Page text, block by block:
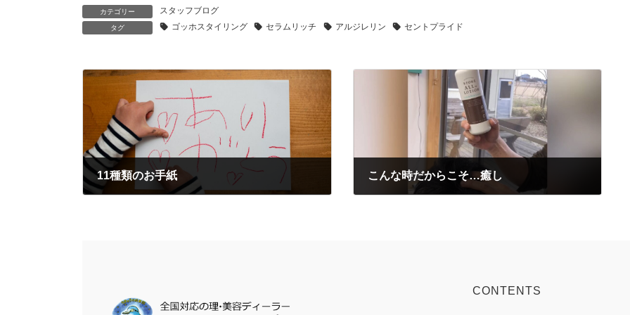
カテゴリー スタッフブログ
タグ ゴッホスタイリング セラムリッチ アルジレリン セントプライド
11種類のお手紙 こんな時だからこそ…癒し
CONTENTS